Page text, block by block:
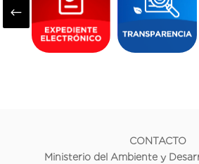
#
CONTACTO
Ministerio del Ambiente y